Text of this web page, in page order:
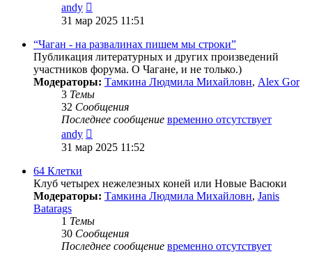
andy
к
сообщению
31 мар 2025 11:51
“Чаган - на развалинах пишем мы строки”
Публикация литературных и других произведений
участников форума. О Чагане, и не только.)
Модераторы: Тамкина Людмила Михайловн, Alex Gor
3 Темы
32 Сообщения
Последнее сообщение временно отсутствует
andy
к
31 мар 2025 11:52
64 Клетки
Клуб четырех нежелезных коней или Новые Васюки
Модераторы: Тамкина Людмила Михайловн, Janis
Batarags
1 Темы
30 Сообщения
Последнее сообщение временно отсутствует